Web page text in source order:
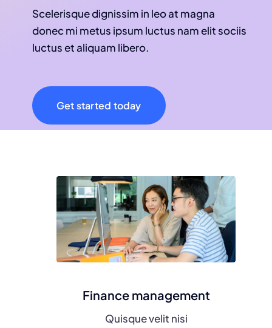
Scelerisque dignissim in leo at magna
donec mi metus ipsum luctus nam elit sociis
luctus et aliquam libero.
Get started today
Our services
Other services we
offer
View all services
Finance management
Quisque velit nisi